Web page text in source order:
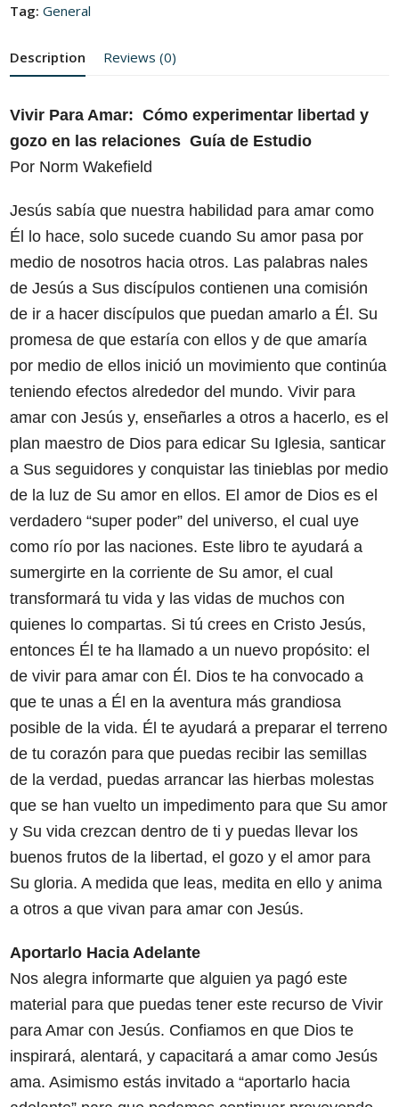
Tag: General
Description Reviews (0)
Vivir Para Amar:Cómo experimentar libertad y
gozo en las relacionesGuía de Estudio
Por Norm Wakefield
Jesús sabía que nuestra habilidad para amar como
Él lo hace, solo sucede cuando Su amor pasa por
medio de nosotros hacia otros. Las palabras nales
de Jesús a Sus discípulos contienen una comisión
de ir a hacer discípulos que puedan amarlo a Él. Su
promesa de que estaría con ellos y de que amaría
por medio de ellos inició un movimiento que continúa
teniendo efectos alrededor del mundo. Vivir para
amar con Jesús y, enseñarles a otros a hacerlo, es el
plan maestro de Dios para edicar Su Iglesia, santicar
a Sus seguidores y conquistar las tinieblas por medio
de la luz de Su amor en ellos. El amor de Dios es el
verdadero “super poder” del universo, el cual uye
como río por las naciones. Este libro te ayudará a
sumergirte en la corriente de Su amor, el cual
transformará tu vida y las vidas de muchos con
quienes lo compartas. Si tú crees en Cristo Jesús,
entonces Él te ha llamado a un nuevo propósito: el
de vivir para amar con Él. Dios te ha convocado a
que te unas a Él en la aventura más grandiosa
posible de la vida. Él te ayudará a preparar el terreno
de tu corazón para que puedas recibir las semillas
de la verdad, puedas arrancar las hierbas molestas
que se han vuelto un impedimento para que Su amor
y Su vida crezcan dentro de ti y puedas llevar los
buenos frutos de la libertad, el gozo y el amor para
Su gloria. A medida que leas, medita en ello y anima
a otros a que vivan para amar con Jesús.
Aportarlo Hacia Adelante
Nos alegra informarte que alguien ya pagó este
material para que puedas tener este recurso de Vivir
para Amar con Jesús. Confiamos en que Dios te
inspirará, alentará, y capacitará a amar como Jesús
ama. Asimismo estás invitado a “aportarlo hacia